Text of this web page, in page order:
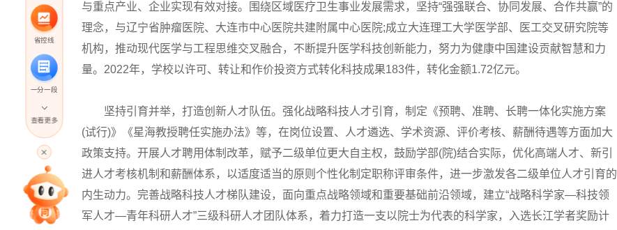
与重点产业、企业实现有效对接。围绕区域医疗卫生事业发展需求，坚持“强强联合、协同发展、合作共赢”的
理念，与辽宁省肿瘤医院、大连市中心医院共建附属中心医院;成立大连理工大学医学部、医工交叉研究院等
机构，推动现代医学与工程思维交叉融合，不断提升医学科技创新能力，努力为健康中国建设贡献智慧和力
量。2022年，学校以许可、转让和作价投资方式转化科技成果183件，转化金额1.72亿元。
坚持引育并举，打造创新人才队伍。强化战略科技人才引育，制定《预聘、准聘、长聘一体化实施方案
(试行)》《星海教授聘任实施办法》等，在岗位设置、人才遴选、学术资源、评价考核、薪酬待遇等方面加大
政策支持。开展人才聘用体制改革，赋予二级单位更大自主权，鼓励学部(院)结合实际，优化高端人才、新引
进人才考核机制和薪酬体系，以适度适当的原则个性化制定职称评审条件，进一步激发各二级单位人才引育的
内生动力。完善战略科技人才梯队建设，面向重点战略领域和重要基础前沿领域，建立“战略科学家—科技领
军人才—青年科研人才”三级科研人才团队体系，着力打造一支以院士为代表的科学家，入选长江学者奖励计
省控线
一分一段
高考直播
专家指导课
查看更多